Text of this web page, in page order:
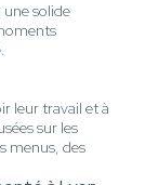
solide
leur travail et à
sur les
menus, des